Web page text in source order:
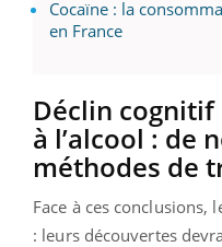
Cocaïne : la
en France
Déclin
à l’alcool : de
méthodes de
Face à ces
: leurs découvertes